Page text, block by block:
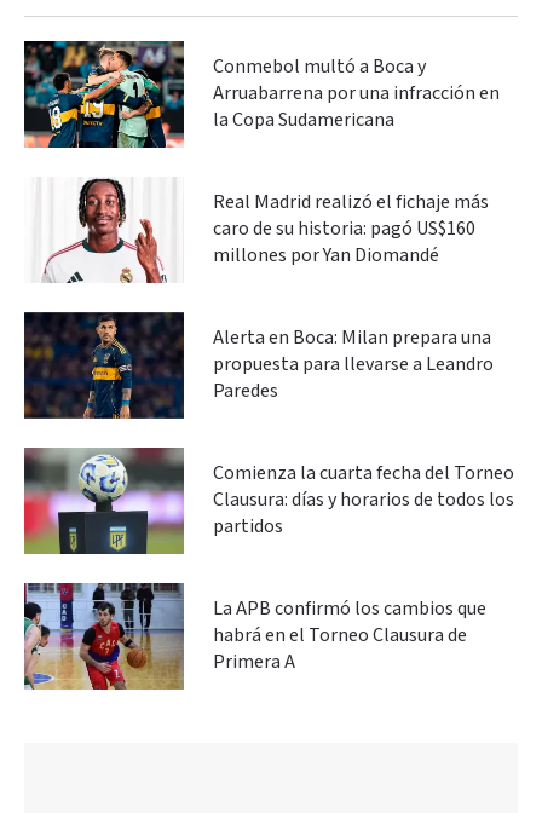
Conmebol multó a Boca y
Arruabarrena por una infracción en
la Copa Sudamericana
Real Madrid realizó el fichaje más
caro de su historia: pagó US$160
millones por Yan Diomandé
Alerta en Boca: Milan prepara una
propuesta para llevarse a Leandro
Paredes
Comienza la cuarta fecha del Torneo
Clausura: días y horarios de todos los
partidos
La APB confirmó los cambios que
habrá en el Torneo Clausura de
Primera A